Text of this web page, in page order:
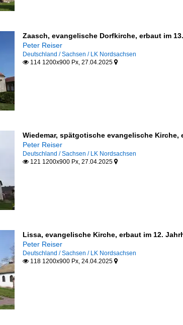
Zaasch, evangelische Dorfkirche, erbaut im
Peter Reiser
Deutschland / Sachsen / LK Nordsachsen
114 1200x900 Px, 27.04.2025 
Wiedemar, spätgotische evangelische Kirche,
Peter Reiser
Deutschland / Sachsen / LK Nordsachsen
121 1200x900 Px, 27.04.2025 
Lissa, evangelische Kirche, erbaut im 12.
Peter Reiser
Deutschland / Sachsen / LK Nordsachsen
118 1200x900 Px, 24.04.2025 